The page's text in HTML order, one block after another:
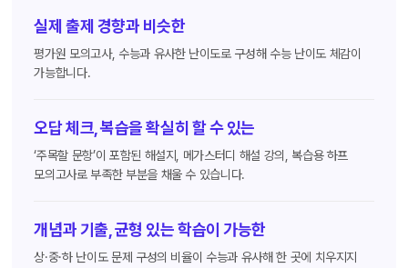
실제 출제 경향과 비슷한
평가원 모의고사, 수능과 유사한 난이도로 구성해 수능 난이도 체감이
가능합니다.
오답 체크, 복습을 확실히 할 수 있는
‘주목할 문항’이 포함된 해설지, 메가스터디 해설 강의, 복습용 하프
모의고사로 부족한 부분을 채울 수 있습니다.
개념과 기출, 균형 있는 학습이 가능한
상·중·하 난이도 문제 구성의 비율이 수능과 유사해 한 곳에 치우지지